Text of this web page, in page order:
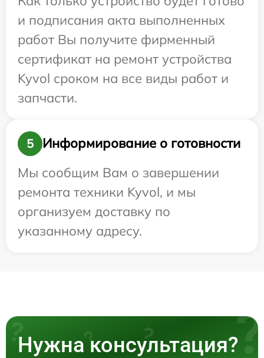
и подписания акта выполненных
работ Вы получите фирменный
сертификат на ремонт устройства
Kyvol сроком на все виды работ и
запчасти.
5
Информирование о готовности
Мы сообщим Вам о завершении
ремонта техники Kyvol, и мы
организуем доставку по
указанному адресу.
Нужна консультация?